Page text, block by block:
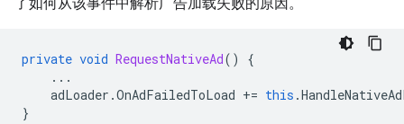
private void RequestNativeAd()
{
...
adLoader .OnAdFailedToLoad += this .
}